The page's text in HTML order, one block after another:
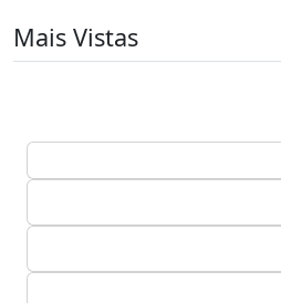
Mais Vistas